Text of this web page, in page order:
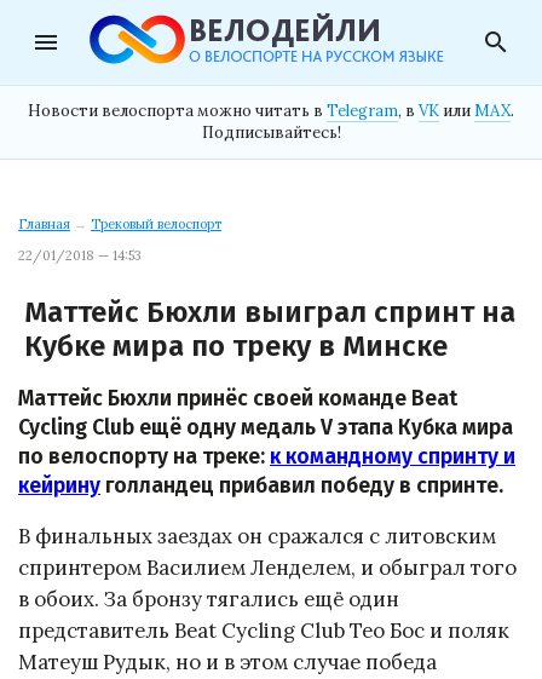
menu search
Новости велоспорта можно читать в Telegram, в VK илиMAX.
Подписывайтесь!
Главная → Трековый велоспорт
22/01/2018 — 14:53
Маттейс Бюхли выиграл спринт на
Кубке мира по треку в Минске
Маттейс Бюхли принёс своей команде Beat
Cycling Club ещё одну медаль V этапа Кубка мира
по велоспорту на треке: к командному спринту и
кейрину голландец прибавил победу в спринте.
В финальных заездах он сражался с литовским
спринтером Василием Ленделем, и обыграл того
в обоих. За бронзу тягались ещё один
представитель Beat Cycling Club Тео Бос и поляк
Матеуш Рудык, но и в этом случае победа